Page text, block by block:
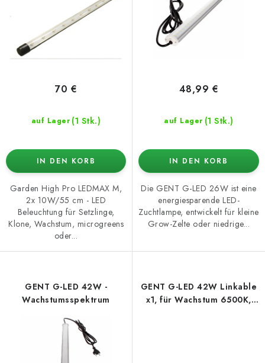
k
r
auf Lager (1 Stk.)
70 €
IN DEN KORB
Garden High Pro LEDMAX M,
2x 10W/55 cm - LED
Beleuchtung für Setzlinge,
Klone, Wachstum, microgreens
oder...
auf Lager (1 Stk.)
48,99 €
IN DEN KORB
Die GENT G-LED 26W ist eine
energiesparende LED-
Zuchtlampe, entwickelt für kleine
Grow-Zelte oder niedrige...
GENT G-LED 42W -
Wachstumsspektrum
GENT G-LED 42W Linkable
x1, für Wachstum 6500K,